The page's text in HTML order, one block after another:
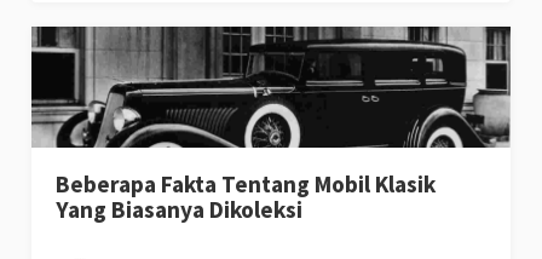
Beberapa Fakta Tentang Mobil Klasik
Yang Biasanya Dikoleksi